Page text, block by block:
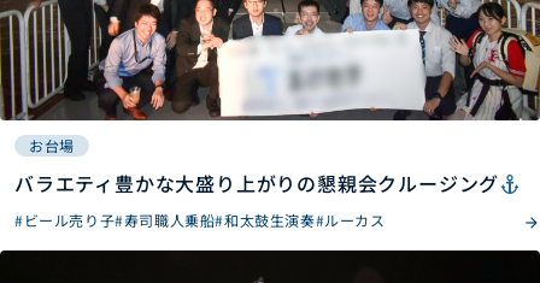
お台場
バラエティ豊かな大盛り上がりの懇親会クルージング
#ビール売り子#寿司職人乗船#和太鼓生演奏#ルーカス